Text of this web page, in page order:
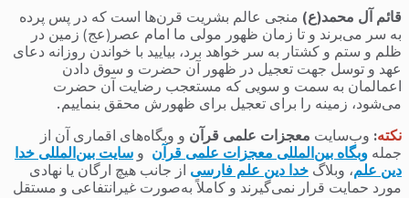
قائم آل محمد(ع) منجی عالم بشریت قرن‌ها است که در پس پرده
به سر می‌برند و تا زمان ظهور مولی ما امام عصر(عج) زمین در
ظلم و ستم و کشتار به سر خواهد برد، بیایید با خواندن روزانه دعای
عهد و توسل جهت تعجیل در ظهور آن حضرت و سوق دادن
اعمالمان به سمت و سویی که مستعجب رضایت آن حضرت
می‌شود، زمینه را برای تعجیل برای ظهورش محقق بنماییم.
نکته: وب‌سایت معجزات علمی قرآن و وبگاه‌های اقماری آن از
جمله وبگاه بین‌المللی معجزات علمی قرآن و سایت بین‌المللی خدا
دین علم، وبلاگ خدا دین علم فارسی از جانب هیچ ارگان یا نهادی
مورد حمایت قرار نمی‌گیرند و کاملاً به‌صورت غیرانتفاعی و مستقل